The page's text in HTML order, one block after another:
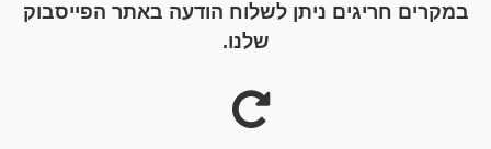
במקרים חריגים ניתן לשלוח הודעה באתר הפייסבוק
שלנו.